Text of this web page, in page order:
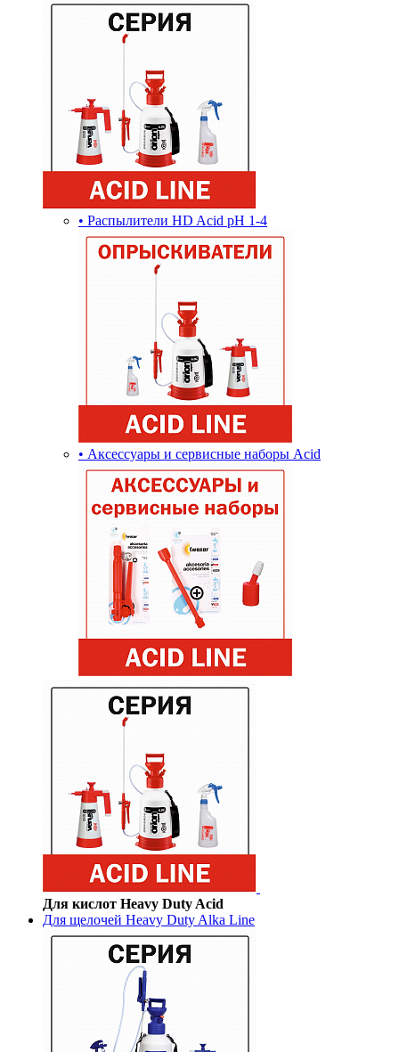
• Распылители HD Acid pH 1-4
• Аксессуары и сервисные наборы Acid
Для кислот Heavy Duty Acid
Для щелочей Heavy Duty Alka Line